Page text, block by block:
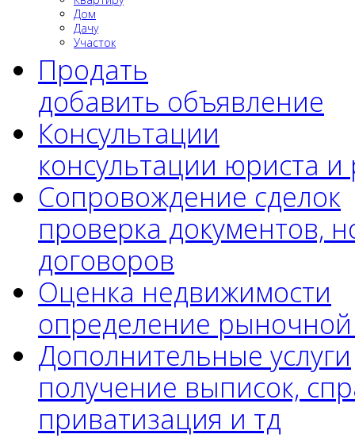
Дом
Дачу
Участок
Продать
добавить объявление
Консультации
консультации юриста и
Сопровождение сделок
проверка документов,
договоров
Оценка недвижимости
определение рыночной
Дополнительные услуги
получение выписок,
приватизация и тд